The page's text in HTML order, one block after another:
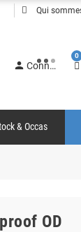
Qui
person Connexion
0
& Occas
OD